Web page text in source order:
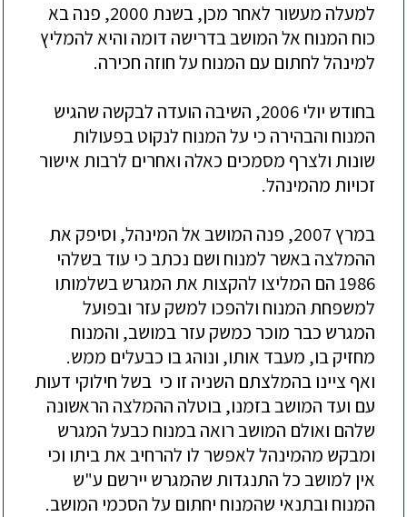
למעלה מעשור לאח
ר מכן, בשנת 2000, פנה בא
כוח המנוח אל המושב בדרישה דומה והיא להמליץ
למינהל לחתום עם המנוח על חוזה חכירה.
בחודש
יולי 2006, השיבה הועדה לבקשה שהגיש
המנוח והבהירה כי על המנוח לנקוט בפעולות
שונות ולצרף מסמכים כאלה ואחרים לרבות אישור
זכויות מהמינהל.
במרץ
2007, פנה המושב אל המינהל, וסיפק את
ההמלצה באשר למנוח ושם נכתב כי עוד בשלהי
1986 הם המליצו להקצות את המגרש בשלמותו
למשפחת המנוח ולהפכו למשק עזר ובפועל
המגרש כבר מוכר כמשק עזר במושב, והמנוח
מחזיק בו, מעבד אותו, ונוהג בו כבעלים ממש.
ואף ציינו בהמלצתם השניה זו כי בשל חילוקי דעות
עם ועד המושב בזמנו, בוטלה ההמלצה הראשונה
שלהם ואולם המושב רואה במנוח כבעל המגרש
ומבקש מהמינהל לאפשר לו להרחיב את ביתו וכי
אין למושב כל התנגדות שהמגרש יירשם ע"ש
המנוח ובתנאי שהמנוח יחתום על הסכמי המושב.